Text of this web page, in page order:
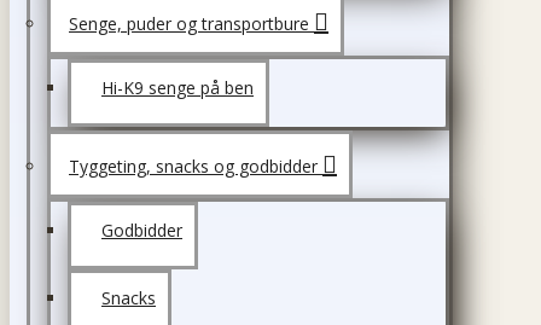
Senge, puder og transportbure
Hi-K9 senge på ben
Tyggeting, snacks og godbidder
Godbidder
Snacks